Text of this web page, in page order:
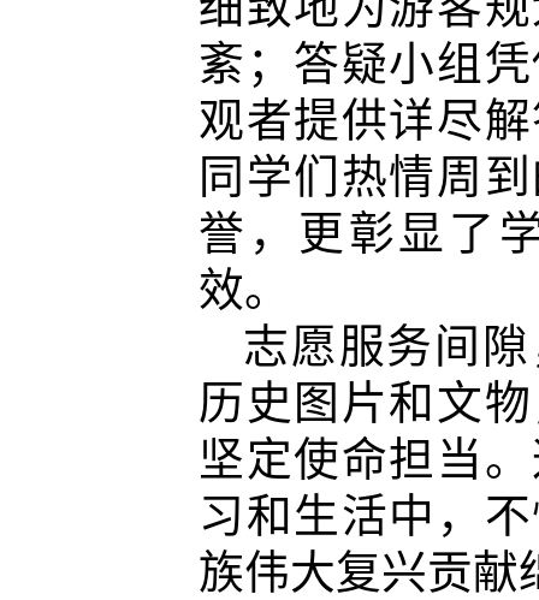
紊；答疑小组
观者提供详尽
同学们热情周
誉，更彰显了
效。
志愿服务间
历史图片和文
坚定使命担当
习和生活中，
族伟大复兴贡献